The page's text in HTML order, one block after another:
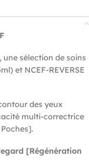
sélection de soins
et NCEF-REVERSE
des yeux
multi-correctrice
[Régénération